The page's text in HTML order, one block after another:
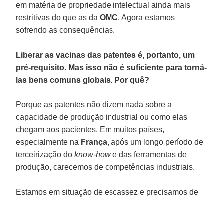
em matéria de propriedade intelectual ainda mais
restritivas do que as daOMC. Agora estamos
sofrendo as consequências.
Liberar as vacinas das patentes é, portanto, um
pré-requisito. Mas isso não é suficiente para torná-
las bens comuns globais. Por quê?
Porque as patentes não dizem nada sobre a
capacidade de produção industrial ou como elas
chegam aos pacientes. Em muitos países,
especialmente na França, após um longo período de
terceirização doknow-howe das ferramentas de
produção, carecemos de competências industriais.
Estamos em situação de escassez e precisamos de